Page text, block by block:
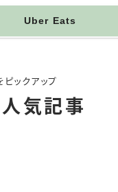
Uber Eats
ックアップ
気記事